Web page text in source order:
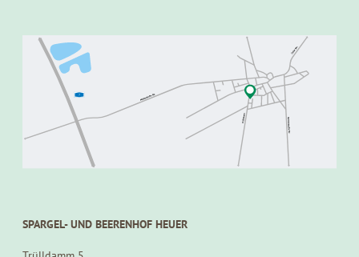
SPARGEL- UND BEERENHOF HEUER